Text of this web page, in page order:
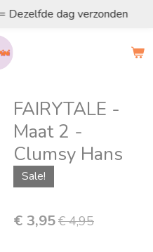
Dezelfde dag verzonden
FAIRYTALE -
Maat 2 -
Clumsy Hans
Sale!
€ 3,95€ 4,95